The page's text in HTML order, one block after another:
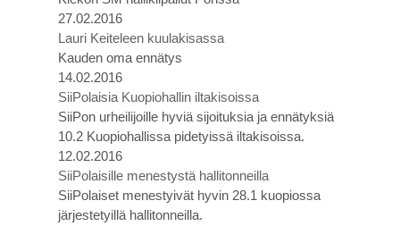
27.02.2016
Lauri Keiteleen kuulakisassa
Kauden oma ennätys
14.02.2016
SiiPolaisia Kuopiohallin iltakisoissa
SiiPon urheilijoille hyviä sijoituksia ja ennätyksiä
10.2 Kuopiohallissa pidetyissä iltakisoissa.
12.02.2016
SiiPolaisille menestystä hallitonneilla
SiiPolaiset menestyivät hyvin 28.1 kuopiossa
järjestetyillä hallitonneilla.